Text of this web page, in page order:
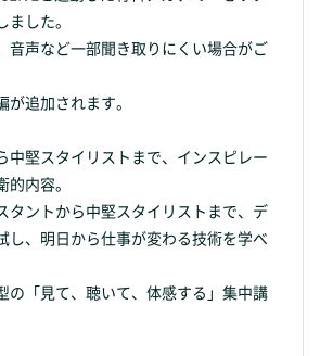
した。
音声など一部聞き取りにくい場合がご
追加されます。
中堅スタイリストまで、インスピレー
内容。
タントから中堅スタイリストまで、デ
し、明日から仕事が変わる技術を学べ
の「見て、聴いて、体感する」集中講